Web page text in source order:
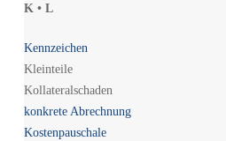
K • L
Kennzeichen
Kleinteile
Kollateralschaden
konkrete Abrechnung
Kostenpauschale